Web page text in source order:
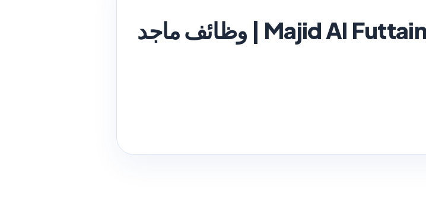
Majid Al Futtaim Kuwait Careers 2026 | وظائف ماجد